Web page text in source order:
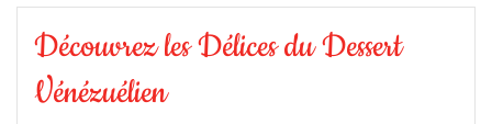
Découvrez les Délices du Dessert
Vénézuélien